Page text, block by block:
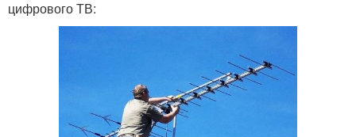
цифрового ТВ: